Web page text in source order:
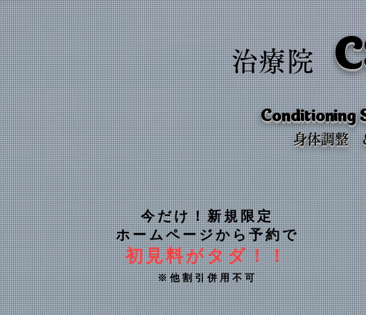
治療院
Conditioning
身体調整
今だけ！新規限定
ホームページから予約で
初見料がタダ！！
※他割引併用不可